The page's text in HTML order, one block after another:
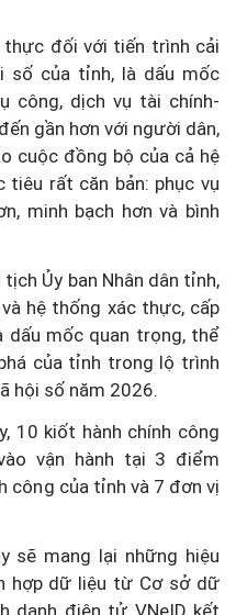
thực đối với tiến trình cải
số của tỉnh, là dấu mốc
công, dịch vụ tài chính-
gần hơn với người dân,
cuộc đồng bộ của cả hệ
rất căn bản: phục vụ
minh bạch hơn và bình
tịch Ủy ban Nhân dân tỉnh,
hệ thống xác thực, cấp
mốc quan trọng, thể
của tỉnh trong lộ trình
hội số năm 2026.
10 kiốt hành chính công
vận hành tại 3 điểm
công của tỉnh và 7 đơn vị
sẽ mang lại những hiệu
hợp dữ liệu từ Cơ sở dữ
danh điện tử VNeID kết